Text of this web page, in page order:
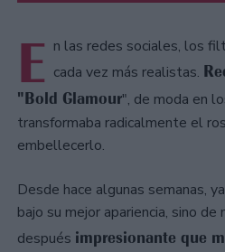
E n las redes sociales, los
cada vez más realistas.
"Bold Glamour", de moda en
transformaba radicalmente el
embellecerlo.
Desde hace algunas semanas,
bajo su mejor apariencia, sino
después impresionante que